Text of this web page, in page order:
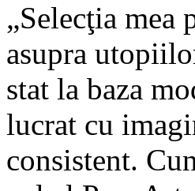
„Selecţia mea
asupra
stat la baza
lucrat cu
consistent.